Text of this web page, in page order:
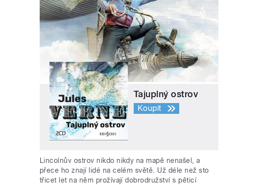
Tajuplný ostrov
Koupit
Lincolnův ostrov nikdo nikdy na mapě nenašel, a
přece ho znají lidé na celém světě. Už déle než sto
třicet let na něm prožívají dobrodružství s pěticí